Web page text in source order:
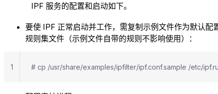
IPF 服务的配置和启动如下。
要使 IPF 正常启动并工作，需复制示例文件作为默认配
规则集文件（示例文件自带的规则不影响使用）：
# cp /usr/share/examples/ipfilter/ipf.conf.sample /etc/
1